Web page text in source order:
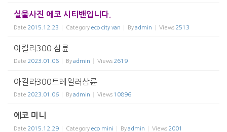
실물사진 에코 시티밴입니다.
Date 2015.12.23 Category eco city van Byadmin Views 2513
아킬라300 삼륜
Date 2023.01.06 Byadmin Views 2619
아킬라300트레일러삼륜
Date 2023.01.06 Byadmin Views 10896
에코 미니
Date 2015.12.29 Category eco mini Byadmin Views 2001